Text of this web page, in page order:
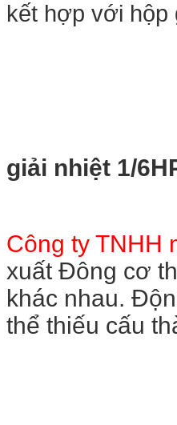
kết hợp với hộp
giải nhiệt 1/
Công ty
xuất Đông cơ
khác nhau.
thể thiếu cấu